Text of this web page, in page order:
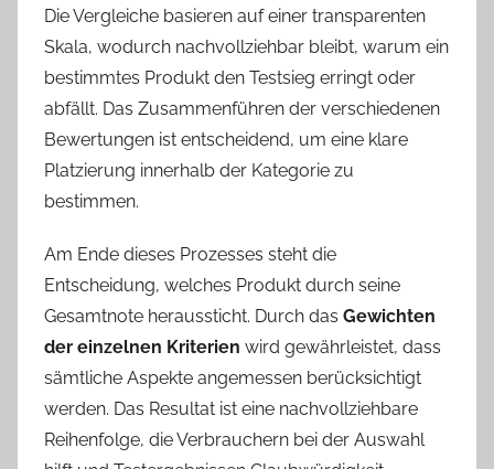
Die Vergleiche basieren auf einer transparenten
Skala, wodurch nachvollziehbar bleibt, warum ein
bestimmtes Produkt den Testsieg erringt oder
abfällt. Das Zusammenführen der verschiedenen
Bewertungen ist entscheidend, um eine klare
Platzierung innerhalb der Kategorie zu
bestimmen.
Am Ende dieses Prozesses steht die
Entscheidung, welches Produkt durch seine
Gesamtnote heraussticht. Durch das Gewichten
der einzelnen Kriterien wird gewährleistet, dass
sämtliche Aspekte angemessen berücksichtigt
werden. Das Resultat ist eine nachvollziehbare
Reihenfolge, die Verbrauchern bei der Auswahl